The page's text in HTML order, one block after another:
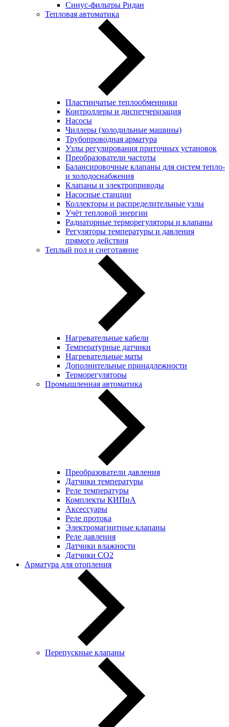
Синус-фильтры Ридан
Тепловая автоматика
Пластинчатые теплообменники
Контроллеры и диспетчеризация
Насосы
Чиллеры (холодильные машины)
Трубопроводная арматура
Узлы регулирования приточных установок
Преобразователи частоты
Балансировочные клапаны для систем тепло-
и холодоснабжения
Клапаны и электроприводы
Насосные станции
Коллекторы и распределительные узлы
Учёт тепловой энергии
Радиаторные терморегуляторы и клапаны
Регуляторы температуры и давления
прямого действия
Теплый пол и снеготаяние
Нагревательные кабели
Температурные датчики
Нагревательные маты
Дополнительные принадлежности
Терморегуляторы
Промышленная автоматика
Преобразователи давления
Датчики температуры
Реле температуры
Комплекты КИПиА
Аксессуары
Реле протока
Электромагнитные клапаны
Реле давления
Датчики влажности
Датчики CO2
Арматура для отопления
Перепускные клапаны